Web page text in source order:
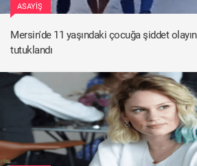
ASAYIŞ
Mersin'de 11 yaşındaki çocuğa şiddet
tutuklandı